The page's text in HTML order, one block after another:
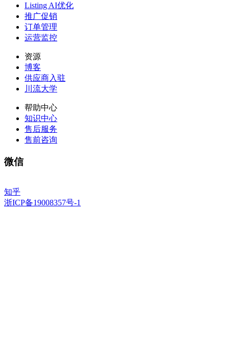
Listing AI优化
推广促销
订单管理
运营监控
资源
博客
供应商入驻
川流大学
帮助中心
知识中心
售后服务
售前咨询
微信
知乎
浙ICP备19008357号-1